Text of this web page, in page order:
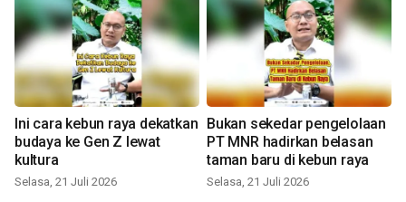
Ini cara kebun raya dekatkan
budaya ke Gen Z lewat
kultura
Selasa, 21 Juli 2026
Bukan sekedar pengelolaan
PT MNR hadirkan belasan
taman baru di kebun raya
Selasa, 21 Juli 2026